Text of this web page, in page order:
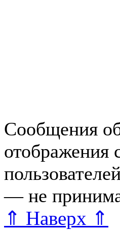
Сообщения
отображения
— не
⇑ Наверх ⇑